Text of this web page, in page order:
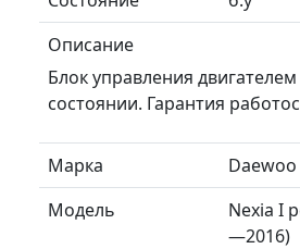
Описание
Блок управления
состоянии. Гарантия
Марка
Daewoo
Модель
Nexia I
—2016)